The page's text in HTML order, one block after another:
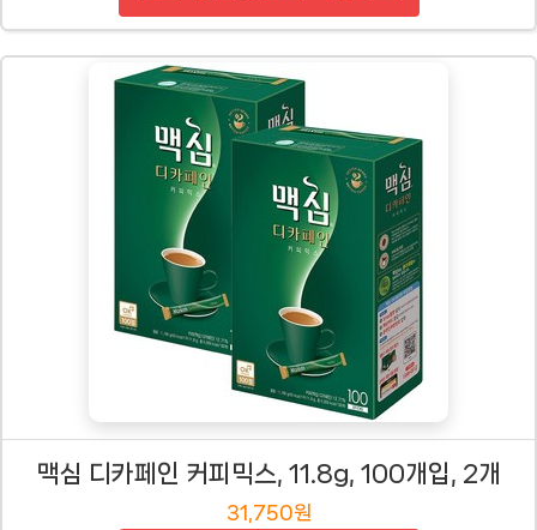
맥심 디카페인 커피믹스, 11.8g, 100개입, 2개
31,750원